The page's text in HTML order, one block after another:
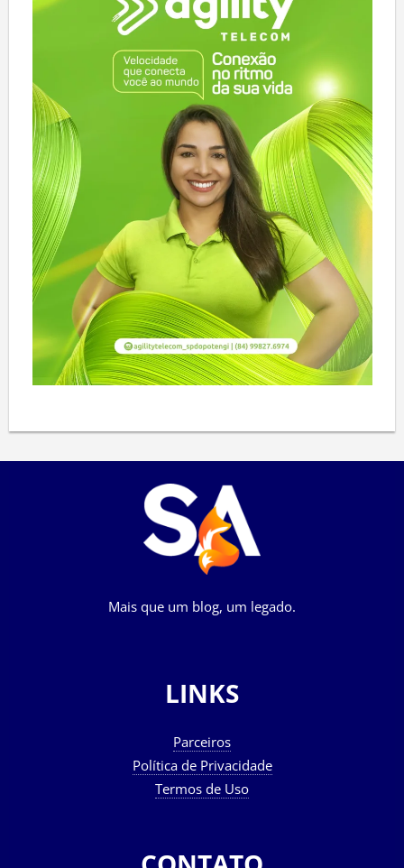
Mais que um blog, um legado.
LINKS
Parceiros
Política de Privacidade
Termos de Uso